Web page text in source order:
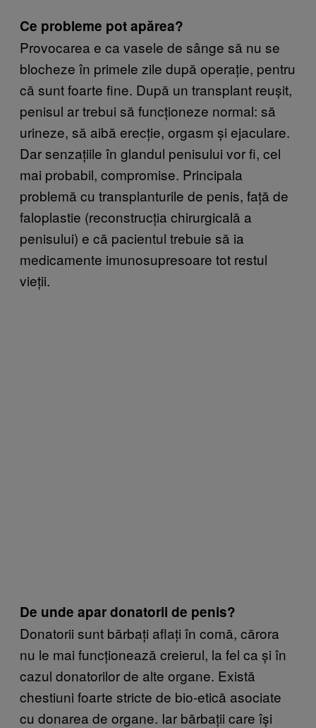
Ce probleme pot apărea?
Provocarea e ca vasele de sânge să nu se
blocheze în primele zile după operație, pentru
că sunt foarte fine. După un transplant reușit,
penisul ar trebui să funcționeze normal: să
urineze, să aibă erecție, orgasm și ejaculare.
Dar senzațiile în glandul penisului vor fi, cel
mai probabil, compromise. Principala
problemă cu transplanturile de penis, față de
faloplastie (reconstrucția chirurgicală a
penisului) e că pacientul trebuie să ia
medicamente imunosupresoare tot restul
vieții.
De unde apar donatorii de penis?
Donatorii sunt bărbați aflați în comă, cărora
nu le mai funcționează creierul, la fel ca și în
cazul donatorilor de alte organe. Există
chestiuni foarte stricte de bio-etică asociate
cu donarea de organe. Iar bărbații care își